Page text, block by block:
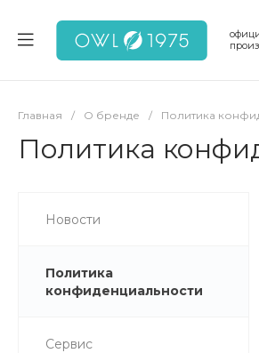
Главная / О бренде / Политика
Политика
Новости
Политика
конфиденциальности
Сервис